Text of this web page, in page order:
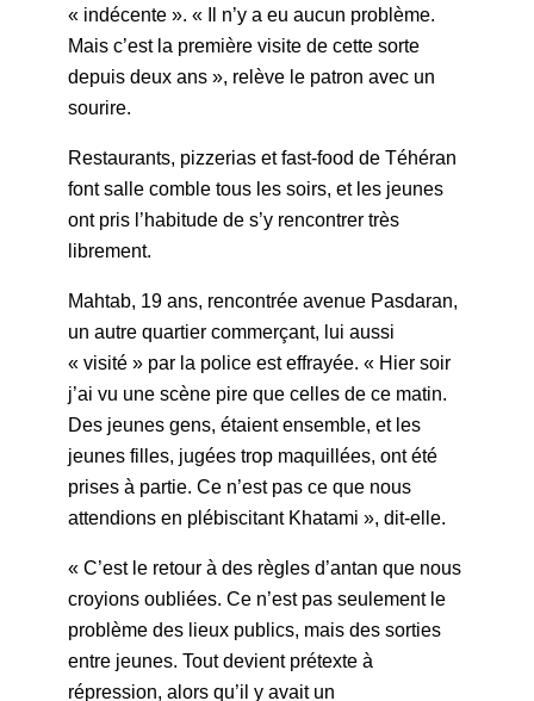
« indécente ». « Il n’y a eu aucun problème.
Mais c’est la première visite de cette sorte
depuis deux ans », relève le patron avec un
sourire.
Restaurants, pizzerias et fast-food de Téhéran
font salle comble tous les soirs, et les jeunes
ont pris l’habitude de s’y rencontrer très
librement.
Mahtab, 19 ans, rencontrée avenue Pasdaran,
un autre quartier commerçant, lui aussi
« visité » par la police est effrayée. « Hier soir
j’ai vu une scène pire que celles de ce matin.
Des jeunes gens, étaient ensemble, et les
jeunes filles, jugées trop maquillées, ont été
prises à partie. Ce n’est pas ce que nous
attendions en plébiscitant Khatami », dit-elle.
« C’est le retour à des règles d’antan que nous
croyions oubliées. Ce n’est pas seulement le
problème des lieux publics, mais des sorties
entre jeunes. Tout devient prétexte à
répression, alors qu’il y avait un